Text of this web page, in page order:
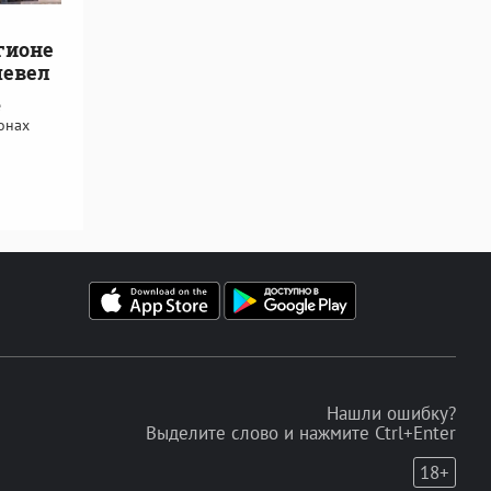
Нашли ошибку?
Выделите слово и нажмите Ctrl+Enter
18+